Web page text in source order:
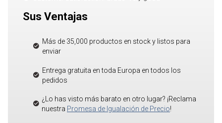
Sus Ventajas
Más de 35,000 productos en stock y listos para
enviar
Entrega gratuita en toda Europa en todos los
pedidos
¿Lo has visto más barato en otro lugar? ¡Reclama
nuestra Promesa de Igualación de Precio!